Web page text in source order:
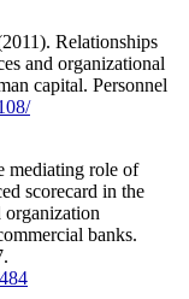
Relationships
and organizational
capital. Personnel
mediating role of
scorecard in the
organization
banks.